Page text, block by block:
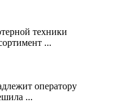
техники
...
оператору
...